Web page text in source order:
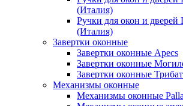
(Италия)
Ручки для окон и
(Италия)
Завертки оконные
Завертки оконные Apecs
Завертки оконные
Завертки оконные
Механизмы оконные
Механизмы оконные